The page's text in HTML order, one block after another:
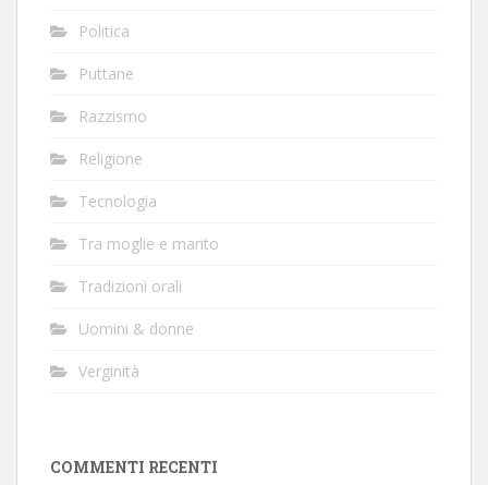
Politica
Puttane
Razzismo
Religione
Tecnologia
Tra moglie e marito
Tradizioni orali
Uomini & donne
Verginità
COMMENTI RECENTI